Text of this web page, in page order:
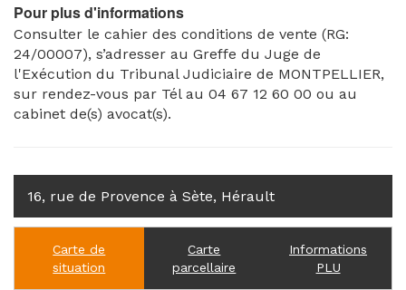
Pour plus d'informations
Consulter le cahier des conditions de vente (RG:
24/00007), s’adresser au Greffe du Juge de
l'Exécution du Tribunal Judiciaire de MONTPELLIER,
sur rendez-vous par Tél au 04 67 12 60 00 ou au
cabinet de(s) avocat(s).
16, rue de Provence à Sète, Hérault
Carte de
situation
Carte
parcellaire
Informations
PLU